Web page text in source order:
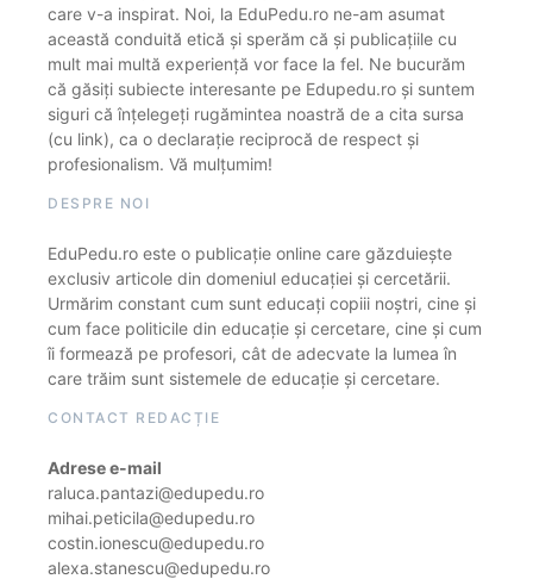
care v-a inspirat. Noi, la EduPedu.ro ne-am asumat
această conduită etică și sperăm că și publicațiile cu
mult mai multă experiență vor face la fel. Ne bucurăm
că găsiți subiecte interesante pe Edupedu.ro și suntem
siguri că înțelegeți rugămintea noastră de a cita sursa
(cu link), ca o declarație reciprocă de respect și
profesionalism. Vă mulțumim!
DESPRE NOI
EduPedu.ro este o publicație online care găzduiește
exclusiv articole din domeniul educației și cercetării.
Urmărim constant cum sunt educați copiii noștri, cine și
cum face politicile din educație și cercetare, cine și cum
îi formează pe profesori, cât de adecvate la lumea în
care trăim sunt sistemele de educație și cercetare.
CONTACT REDACȚIE
Adrese e-mail
raluca.pantazi@edupedu.ro
mihai.peticila@edupedu.ro
costin.ionescu@edupedu.ro
alexa.stanescu@edupedu.ro